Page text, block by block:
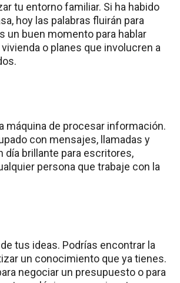
tu entorno familiar. Si ha habido
hoy las palabras fluirán para
un buen momento para hablar
o planes que involucren a
máquina de procesar información.
con mensajes, llamadas y
día brillante para escritores,
persona que trabaje con la
tus ideas. Podrías encontrar la
un conocimiento que ya tienes.
negociar un presupuesto o para